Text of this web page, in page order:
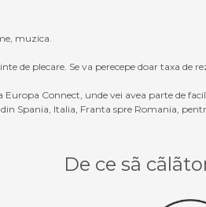
muzica.
de plecare. Se va perecepe doar taxa de
Connect, unde vei avea parte de
Spania, Italia, Franta spre Romania,
De ce sã